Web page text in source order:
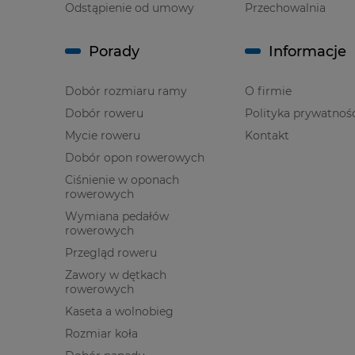
Odstąpienie od umowy Przechowalnia
Porady
Dobór rozmiaru ramy
Dobór roweru
Mycie roweru
Dobór opon rowerowych
Ciśnienie w oponach
rowerowych
Wymiana pedałów
rowerowych
Przegląd roweru
Zawory w dętkach
rowerowych
Kaseta a wolnobieg
Rozmiar koła
Informacje
O firmie
Polityka
Kontakt